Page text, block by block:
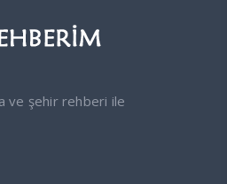
ve şehir rehberi ile